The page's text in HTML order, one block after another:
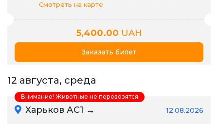
Смотреть на карте
5,400.00 UAH
Заказать билет
12 августа, среда
Харьков АС1 → 12.08.2026
Внимание! Животные не перевозятся